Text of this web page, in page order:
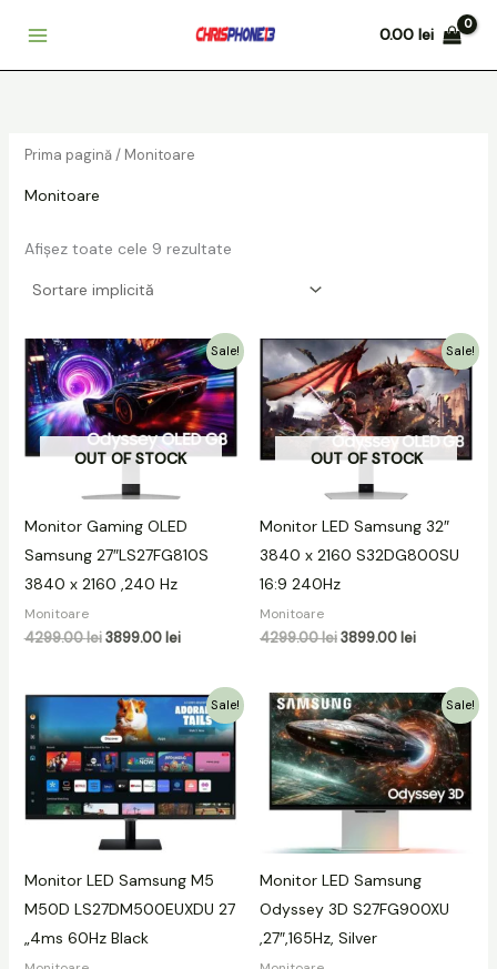
content
0.00lei
Prima pagină/ Monitoare
Monitoare
Afișez toate cele 9 rezultate
Sale!
OUT OF STOCK
Monitor Gaming OLED
Samsung 27″LS27FG810S
3840 x 2160 ,240 Hz
Monitoare
4299.00lei
Prețul
inițial
a
fost:
4299.00 lei.
3899.00 lei
Prețul
curent
este:
3899.00 lei.
Sale!
OUT OF STOCK
Monitor LED Samsung 32″
3840 x 2160 S32DG800SU
16:9 240Hz
Monitoare
4299.00lei
Prețul
inițial
a
fost:
4299.00 lei.
3899.00 lei
Prețul
curent
este:
3899.00 lei.
Sale!
Monitor LED Samsung M5
M50D LS27DM500EUXDU 27
„4ms 60Hz Black
Prețul
inițial
a
fost:
1149.00 lei.
Prețul
curent
este:
749.00 lei.
Sale!
Monitor LED Samsung
Odyssey 3D S27FG900XU
,27″,165Hz, Silver
Prețul
inițial
a
fost:
5699.00 lei.
Prețul
curent
este:
4599.00 lei.